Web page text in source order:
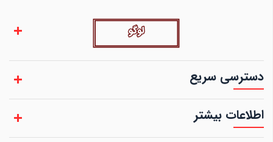
دسترسی سریع
اطلاعات بیشتر